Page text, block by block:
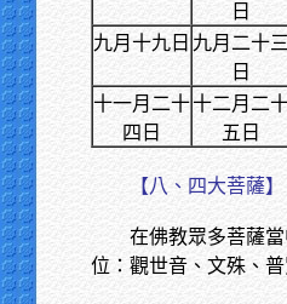
日
九月十九日 九月二十三
日
十一月二十
四日
十二月二
五日
【八、四大菩薩】
在佛教眾多菩薩
位：觀世音、文殊、普